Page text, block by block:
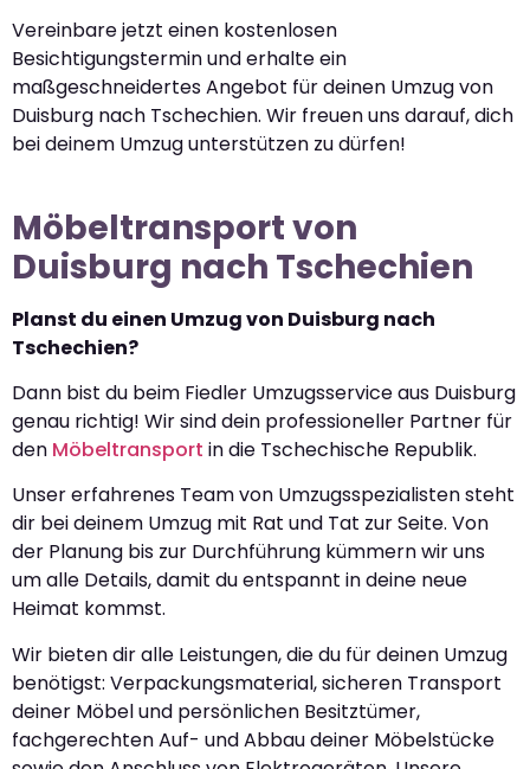
Vereinbare jetzt einen kostenlosen
Besichtigungstermin und erhalte ein
maßgeschneidertes Angebot für deinen Umzug von
Duisburg nach Tschechien. Wir freuen uns darauf, dich
bei deinem Umzug unterstützen zu dürfen!
Möbeltransport von
Duisburg nach Tschechien
Planst du einen Umzug von Duisburg nach
Tschechien?
Dann bist du beim Fiedler Umzugsservice aus Duisburg
genau richtig! Wir sind dein professioneller Partner für
den Möbeltransport in die Tschechische Republik.
Unser erfahrenes Team von Umzugsspezialisten steht
dir bei deinem Umzug mit Rat und Tat zur Seite. Von
der Planung bis zur Durchführung kümmern wir uns
um alle Details, damit du entspannt in deine neue
Heimat kommst.
Wir bieten dir alle Leistungen, die du für deinen Umzug
benötigst: Verpackungsmaterial, sicheren Transport
deiner Möbel und persönlichen Besitztümer,
fachgerechten Auf- und Abbau deiner Möbelstücke